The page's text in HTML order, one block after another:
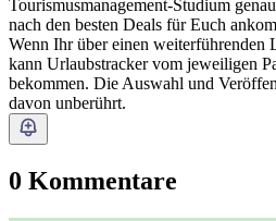
Tourismusmanagement-Studium
nach den besten Deals für Euch
Wenn Ihr über einen weiterführenden
kann Urlaubstracker vom jeweiligen
bekommen. Die Auswahl und
davon unberührt.
0 Kommentare